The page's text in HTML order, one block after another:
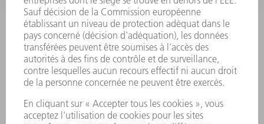
SERVICES
APPLICATIONS
SECTEURS D'ACTIVITÉ
ENTREPRISE
CARRIÈRE
OFFRES D'EMPLOI
PROFIL DE L'ENTREPRISE
CONSEIL D'ADMINISTRATION
RAPPORT ANNUEL
PRINCIPES FONDAMENTAUX DE L'ENTREPRISE